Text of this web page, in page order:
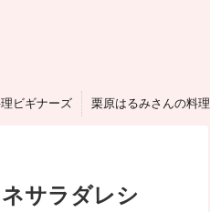
ビギナーズ 栗原はるみさんの料理
サラダレシ